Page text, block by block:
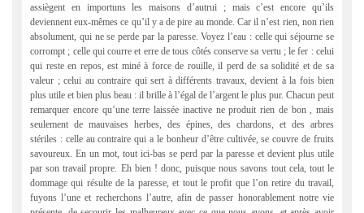
assiègent en importuns les maisons d’autrui ; mais c’est encore qu’ils
deviennent eux-mêmes ce qu’il y a de pire au monde. Car il n’est rien, non rien
absolument, qui ne se perde par la paresse. Voyez l’eau : celle qui séjourne se
corrompt ; celle qui courre et erre de tous côtés conserve sa vertu ; le fer : celui
qui reste en repos, est miné à force de rouille, il perd de sa solidité et de sa
valeur ; celui au contraire qui sert à différents travaux, devient à la fois bien
plus utile et bien plus beau : il brille à l’égal de l’argent le plus pur. Chacun peut
remarquer encore qu’une terre laissée inactive ne produit rien de bon , mais
seulement de mauvaises herbes, des épines, des chardons, et des arbres
stériles : celle au contraire qui a le bonheur d’être cultivée, se couvre de fruits
savoureux. En un mot, tout ici-bas se perd par la paresse et devient plus utile
par son travail propre. Eh bien ! donc, puisque nous savons tout cela, tout le
dommage qui résulte de la paresse, et tout le profit que l’on retire du travail,
fuyons l’une et recherchons l’autre, afin de passer honorablement notre vie